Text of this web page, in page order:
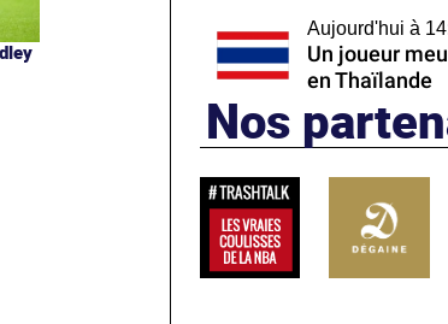
Aujourd'hui à
Un joueur
en Thaïlande
Nos